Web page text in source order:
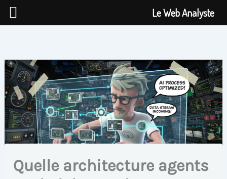
Aller
Quelle architecture agents
Le Web Analyste